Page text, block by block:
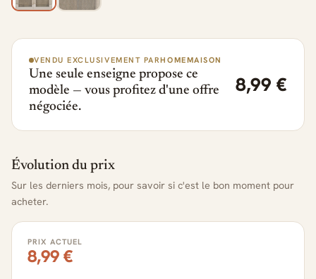
VENDU EXCLUSIVEMENT PARHOMEMAISON
Une seule enseigne propose ce
modèle — vous profitez d'une offre
négociée.
8,99 €
Évolution du prix
Sur les derniers mois, pour savoir si c'est le bon moment pour
acheter.
PRIX ACTUEL
8,99 €